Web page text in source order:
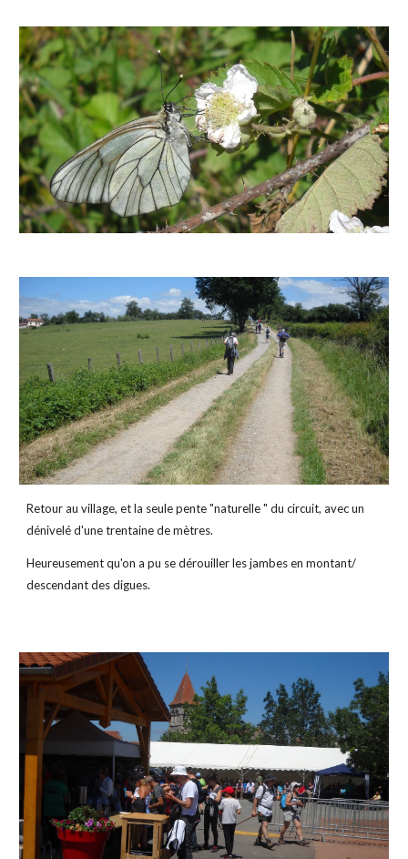
Retour au village, et la seule pente "naturelle " du circuit, avec un
dénivelé d'une trentaine de mètres.
Heureusement qu'on a pu se dérouiller les jambes en montant/
descendant des digues.